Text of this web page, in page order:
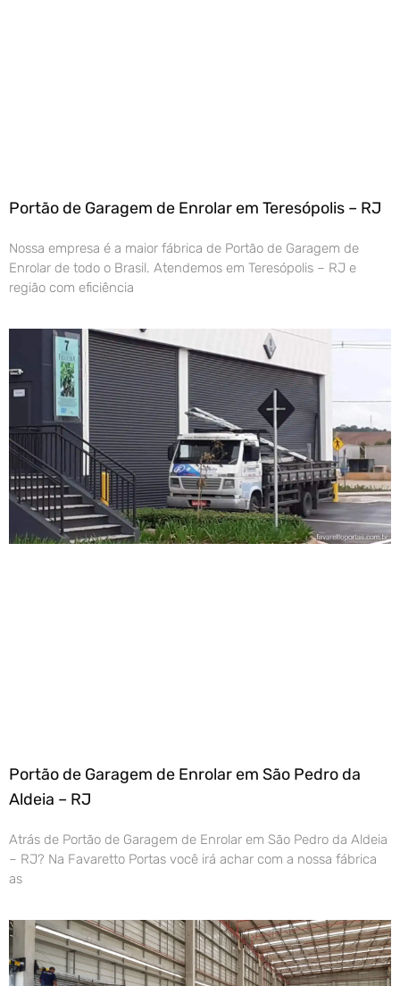
Portão de Garagem de Enrolar em Teresópolis – RJ
Nossa empresa é a maior fábrica de Portão de Garagem de
Enrolar de todo o Brasil. Atendemos em Teresópolis – RJ e
região com eficiência
Portão de Garagem de Enrolar em São Pedro da
Aldeia – RJ
Atrás de Portão de Garagem de Enrolar em São Pedro da Aldeia
– RJ? Na Favaretto Portas você irá achar com a nossa fábrica
as